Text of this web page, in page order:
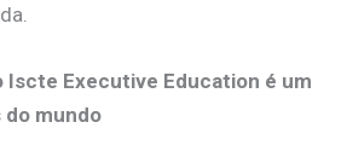
Iscte Executive Education é um
do mundo